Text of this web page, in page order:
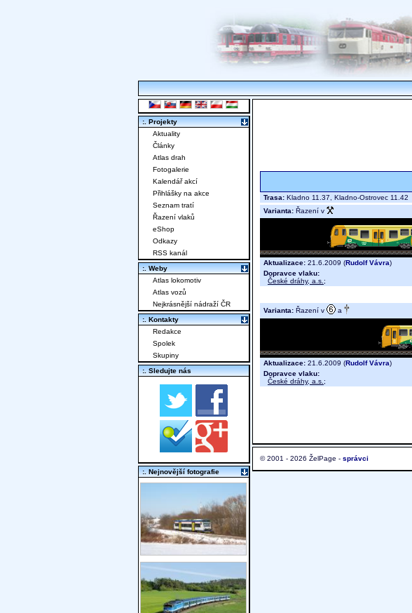
Trasa: Kladno 11.37, Kladno-Ostrovec 11.42
Varianta: Řazení v
Aktualizace: 21.6.2009 (Rudolf Vávra)
Dopravce vlaku:
České dráhy, a.s. ;
Varianta: Řazení v a
Aktualizace: 21.6.2009 (Rudolf Vávra)
Dopravce vlaku:
České dráhy, a.s. ;
© 2001 - 2026 ŽelPage - správci
:. Projekty
Aktuality
Články
Atlas drah
Fotogalerie
Kalendář akcí
Přihlášky na akce
Seznam tratí
Řazení vlaků
eShop
Odkazy
RSS kanál
:. Weby
Atlas lokomotiv
Atlas vozů
Nejkrásnější nádraží ČR
:. Kontakty
Redakce
Spolek
Skupiny
:. Sledujte nás
:. Nejnovější fotografie